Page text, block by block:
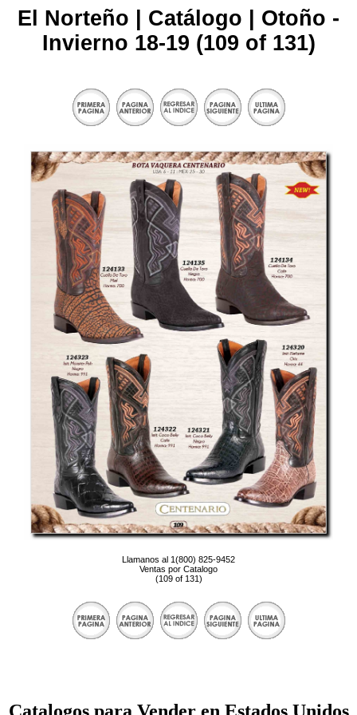
El Norteño | Catálogo | Otoño -
Invierno 18-19 (109 of 131)
Llamanos al 1(800) 825-9452
Ventas por Catalogo
(109 of 131)